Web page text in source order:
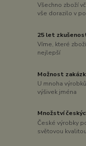
Všechno zboží
vše dorazilo v
25 let
Víme, které
nejlepší
Možnost
U mnoha
výšivek jména
Množství
České výrobky
světovou kvalitou